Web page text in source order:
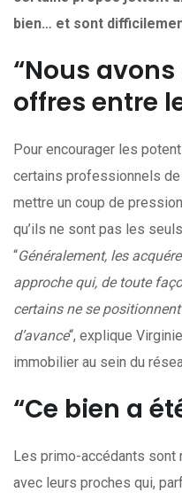
bien… et sont
“Nous
offres entre
Pour encourager les
certains professionnels de
mettre un coup de
qu’ils ne sont pas les
“Généralement, les
approche qui, de toute
certains ne se
d’avance“, explique
immobilier au sein du
“Ce bien a
Les primo-accédants
avec leurs proches qui,